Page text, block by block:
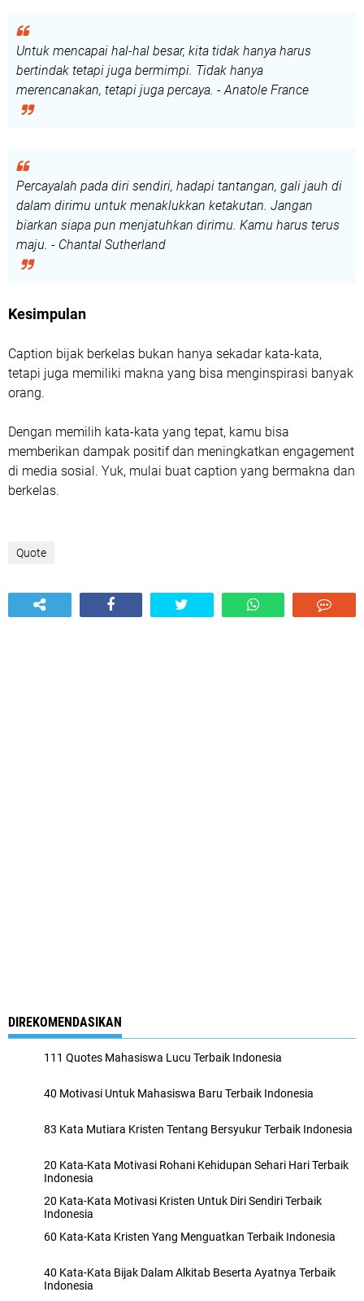
Untuk mencapai hal-hal besar, kita tidak hanya harus
bertindak tetapi juga bermimpi. Tidak hanya
merencanakan, tetapi juga percaya. - Anatole France
Percayalah pada diri sendiri, hadapi tantangan, gali jauh di
dalam dirimu untuk menaklukkan ketakutan. Jangan
biarkan siapa pun menjatuhkan dirimu. Kamu harus terus
maju. - Chantal Sutherland
Kesimpulan
Caption bijak berkelas bukan hanya sekadar kata-kata,
tetapi juga memiliki makna yang bisa menginspirasi banyak
orang.
Dengan memilih kata-kata yang tepat, kamu bisa
memberikan dampak positif dan meningkatkan engagement
di media sosial. Yuk, mulai buat caption yang bermakna dan
berkelas.
Quote
DIREKOMENDASIKAN
111 Quotes Mahasiswa Lucu Terbaik Indonesia
40 Motivasi Untuk Mahasiswa Baru Terbaik Indonesia
83 Kata Mutiara Kristen Tentang Bersyukur Terbaik Indonesia
20 Kata-Kata Motivasi Rohani Kehidupan Sehari Hari Terbaik
Indonesia
20 Kata-Kata Motivasi Kristen Untuk Diri Sendiri Terbaik
Indonesia
60 Kata-Kata Kristen Yang Menguatkan Terbaik Indonesia
40 Kata-Kata Bijak Dalam Alkitab Beserta Ayatnya Terbaik
Indonesia